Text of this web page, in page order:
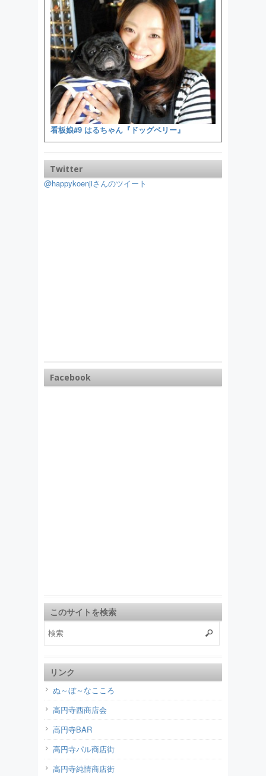
看板娘#9 はるちゃん『ドッグベリー』
Twitter
@happykoenjiさんのツイート
Facebook
このサイトを検索
リンク
ぬ～ぼ～なこころ
高円寺西商店会
高円寺BAR
高円寺パル商店街
高円寺純情商店街